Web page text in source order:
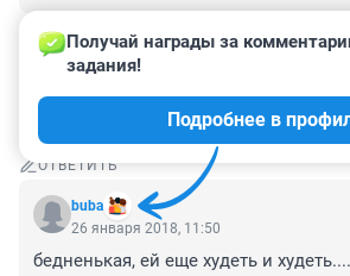
ОТВЕТИТЬ
Гость
Макияж отличный! Визажисту Юлии
ОТВЕТИТЬ
buba
Получай награды за
задания!
Подробнее в
26 января 2018, 11:50
бедненькая, ей еще худеть и худеть....